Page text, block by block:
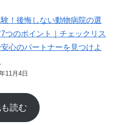
！後悔しない動物病院の選
つのポイント｜チェックリス
安心のパートナーを見つけよ
11月4日
読む